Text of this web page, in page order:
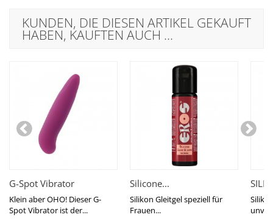
KUNDEN, DIE DIESEN ARTIKEL GEKAUFT
HABEN, KAUFTEN AUCH ...
G-Spot Vibrator
Klein aber OHO! Dieser G-
Spot Vibrator ist der...
Silicone...
Silikon Gleitgel speziell für
Frauen...